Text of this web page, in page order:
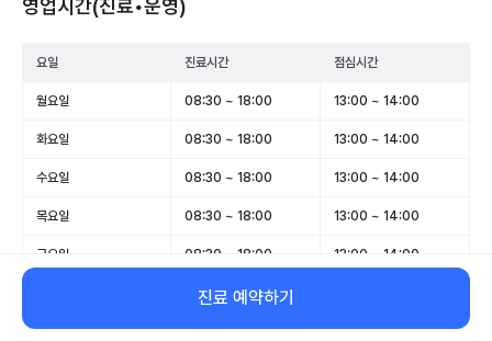
영업시간(진료•운영)
요일 진료시간 점심시간
월요일 08:30 ~ 18:00 13:00 ~ 14:00
화요일 08:30 ~ 18:00 13:00 ~ 14:00
수요일 08:30 ~ 18:00 13:00 ~ 14:00
목요일 08:30 ~ 18:00 13:00 ~ 14:00
금요일 08:30 ~ 18:00 13:00 ~ 14:00
08:30 ~ 14:00
일요일 휴무 -
진료 예약하기